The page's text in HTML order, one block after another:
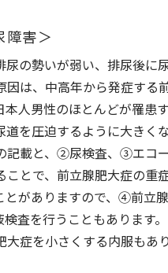
害＞
の勢いが弱い、排尿後に
は、中高年から発症する
人男性のほとんどが罹患
を圧迫するように大きくな
記載と、②尿検査、③エコ
とで、前立腺肥大症の重
とがありますので、④前立
査を行うこともあります
症を小さくする内服もあ